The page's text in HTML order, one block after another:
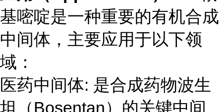
基嘧啶是一种重要的有机合成
中间体，主要应用于以下领
域：
医药中间体: 是合成药物波生
坦（Bosentan）的关键中间